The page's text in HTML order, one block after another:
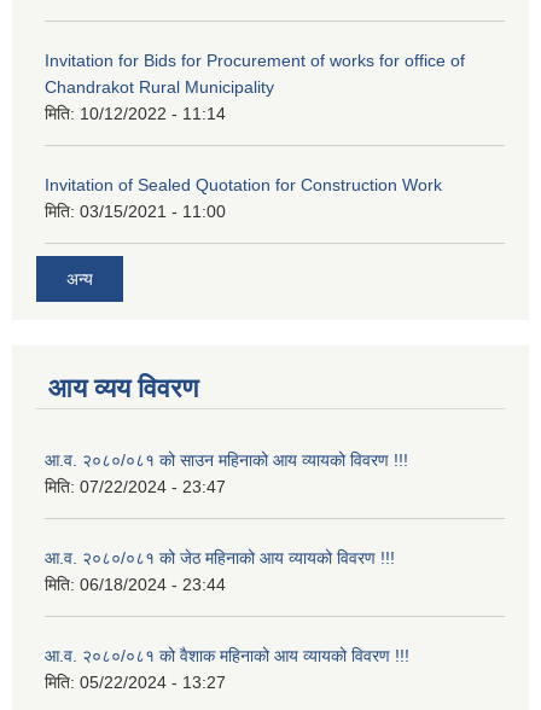
Invitation for Bids for Procurement of works for office of
Chandrakot Rural Municipality
मिति: 10/12/2022 - 11:14
Invitation of Sealed Quotation for Construction Work
मिति: 03/15/2021 - 11:00
अन्य
आय व्यय विवरण
आ.व. २०८०/०८१ को साउन महिनाको आय व्यायको विवरण !!!
मिति: 07/22/2024 - 23:47
आ.व. २०८०/०८१ को जेठ महिनाको आय व्यायको विवरण !!!
मिति: 06/18/2024 - 23:44
आ.व. २०८०/०८१ को वैशाक महिनाको आय व्यायको विवरण !!!
मिति: 05/22/2024 - 13:27